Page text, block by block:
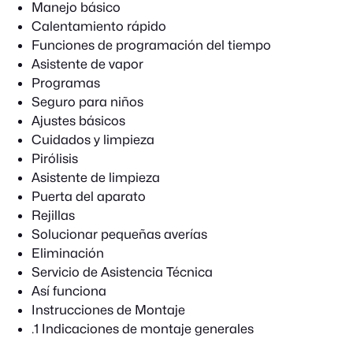
Manejo básico
Calentamiento rápido
Funciones de programación del tiempo
Asistente de vapor
Programas
Seguro para niños
Ajustes básicos
Cuidados y limpieza
Pirólisis
Asistente de limpieza
Puerta del aparato
Rejillas
Solucionar pequeñas averías
Eliminación
Servicio de Asistencia Técnica
Así funciona
Instrucciones de Montaje
.1 Indicaciones de montaje generales